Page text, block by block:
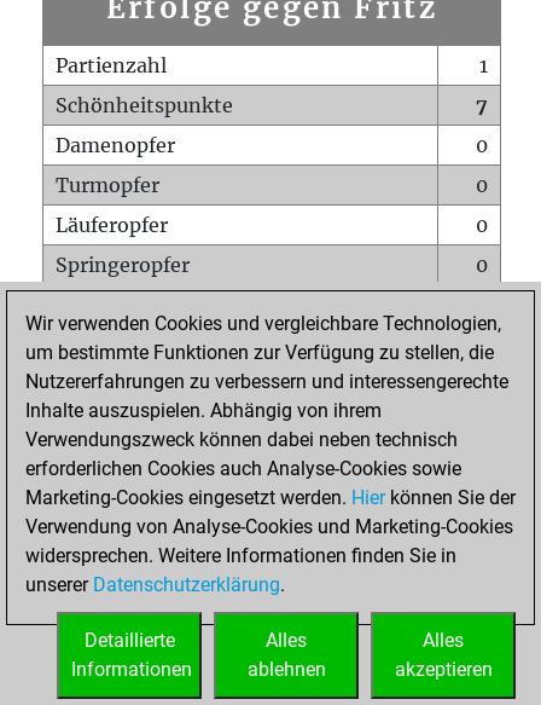
Erfolge gegen Fritz
Partienzahl
1
Schönheitspunkte
7
Damenopfer
0
Turmopfer
0
Läuferopfer
0
Springeropfer
0
Matt auf vollem Brett
0
Bauer setzt Matt
0
Erstickte Matts
Unterverwandlungen
Türme auf der siebten
0
STARTSEITE
Wir verwenden Cookies und vergleichbare Technologien,
um bestimmte Funktionen zur Verfügung zu stellen, die
Nutzererfahrungen zu verbessern und interessengerechte
Inhalte auszuspielen. Abhängig von ihrem
Verwendungszweck können dabei neben technisch
erforderlichen Cookies auch Analyse-Cookies sowie
Marketing-Cookies eingesetzt werden. Hierkönnen Sie der
Verwendung von Analyse-Cookies und Marketing-Cookies
widersprechen. Weitere Informationen finden Sie in
unserer Datenschutzerklärung.
Alles
akzeptieren
Alles
ablehnen
Detaillierte
Informationen